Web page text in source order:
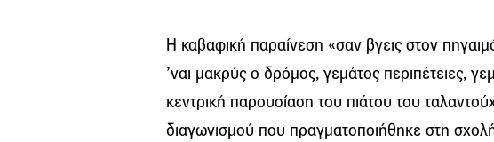
Η καβαφική παραίνεση «σαν βγεις στον
’ναι μακρύς ο δρόμος, γεμάτος περιπέτειες,
κεντρική παρουσίαση του πιάτου του
διαγωνισμού που πραγματοποιήθηκε στη